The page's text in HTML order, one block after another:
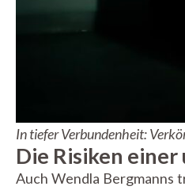
In tiefer Verbundenheit:
Die Risiken
Auch Wendla Bergmanns